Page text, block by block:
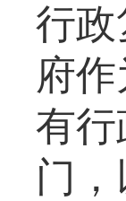
行
府
有
门